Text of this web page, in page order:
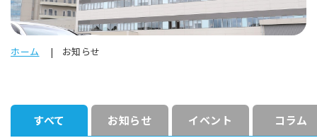
ホーム お知らせ
すべて お知らせ イベント コラム